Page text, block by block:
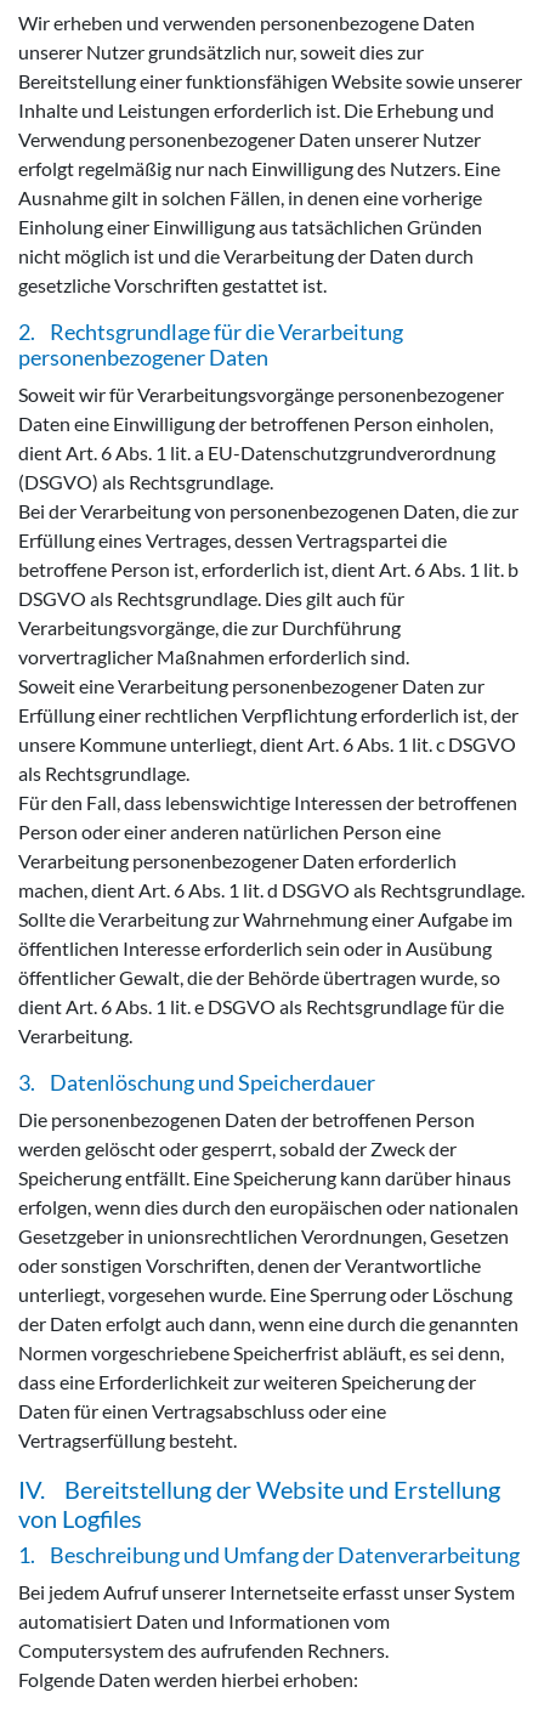
Wir erheben und verwenden personenbezogene Daten
unserer Nutzer grundsätzlich nur, soweit dies zur
Bereitstellung einer funktionsfähigen Website sowie unserer
Inhalte und Leistungen erforderlich ist. Die Erhebung und
Verwendung personenbezogener Daten unserer Nutzer
erfolgt regelmäßig nur nach Einwilligung des Nutzers. Eine
Ausnahme gilt in solchen Fällen, in denen eine vorherige
Einholung einer Einwilligung aus tatsächlichen Gründen
nicht möglich ist und die Verarbeitung der Daten durch
gesetzliche Vorschriften gestattet ist.
2. Rechtsgrundlage für die Verarbeitung
personenbezogener Daten
Soweit wir für Verarbeitungsvorgänge personenbezogener
Daten eine Einwilligung der betroffenen Person einholen,
dient Art. 6 Abs. 1 lit. a EU-Datenschutzgrundverordnung
(DSGVO) als Rechtsgrundlage.
Bei der Verarbeitung von personenbezogenen Daten, die zur
Erfüllung eines Vertrages, dessen Vertragspartei die
betroffene Person ist, erforderlich ist, dient Art. 6 Abs. 1 lit. b
DSGVO als Rechtsgrundlage. Dies gilt auch für
Verarbeitungsvorgänge, die zur Durchführung
vorvertraglicher Maßnahmen erforderlich sind.
Soweit eine Verarbeitung personenbezogener Daten zur
Erfüllung einer rechtlichen Verpflichtung erforderlich ist, der
unsere Kommune unterliegt, dient Art. 6 Abs. 1 lit. c DSGVO
als Rechtsgrundlage.
Für den Fall, dass lebenswichtige Interessen der betroffenen
Person oder einer anderen natürlichen Person eine
Verarbeitung personenbezogener Daten erforderlich
machen, dient Art. 6 Abs. 1 lit. d DSGVO als Rechtsgrundlage.
Sollte die Verarbeitung zur Wahrnehmung einer Aufgabe im
öffentlichen Interesse erforderlich sein oder in Ausübung
öffentlicher Gewalt, die der Behörde übertragen wurde, so
dient Art. 6 Abs. 1 lit. e DSGVO als Rechtsgrundlage für die
Verarbeitung.
3. Datenlöschung und Speicherdauer
Die personenbezogenen Daten der betroffenen Person
werden gelöscht oder gesperrt, sobald der Zweck der
Speicherung entfällt. Eine Speicherung kann darüber hinaus
erfolgen, wenn dies durch den europäischen oder nationalen
Gesetzgeber in unionsrechtlichen Verordnungen, Gesetzen
oder sonstigen Vorschriften, denen der Verantwortliche
unterliegt, vorgesehen wurde. Eine Sperrung oder Löschung
der Daten erfolgt auch dann, wenn eine durch die genannten
Normen vorgeschriebene Speicherfrist abläuft, es sei denn,
dass eine Erforderlichkeit zur weiteren Speicherung der
Daten für einen Vertragsabschluss oder eine
Vertragserfüllung besteht.
IV. Bereitstellung der Website und Erstellung
von Logfiles
1. Beschreibung und Umfang der Datenverarbeitung
Bei jedem Aufruf unserer Internetseite erfasst unser System
automatisiert Daten und Informationen vom
Computersystem des aufrufenden Rechners.
Folgende Daten werden hierbei erhoben: